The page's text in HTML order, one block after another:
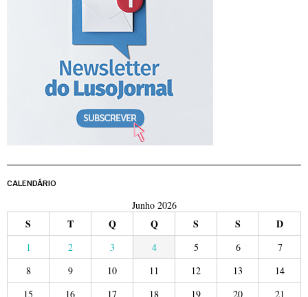
CALENDÁRIO
Junho 2026
S T Q Q S S D
1 2 3 4 5 6
7
8
9 10 11 12 13
14
15
16 17 18 19 20 21